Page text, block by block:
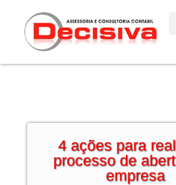
conteúdo
4 ações para
processo de
empresa